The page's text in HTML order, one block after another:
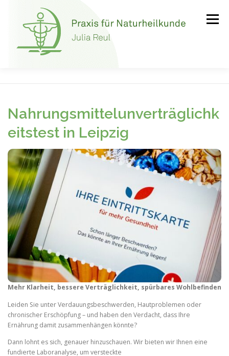
springen
Menü
KOSTENLOSE ERSTBERATUNG
Nahrungsmittelunverträglichk
eitstest in Leipzig
Mehr Klarheit, bessere Verträglichkeit, spürbares Wohlbefinden
Leiden Sie unter Verdauungsbeschwerden, Hautproblemen oder
chronischer Erschöpfung – und haben den Verdacht, dass Ihre
Ernährung damit zusammenhängen könnte?
Dann lohnt es sich, genauer hinzuschauen. Wir bieten wir Ihnen eine
fundierte Laboranalyse, um versteckte